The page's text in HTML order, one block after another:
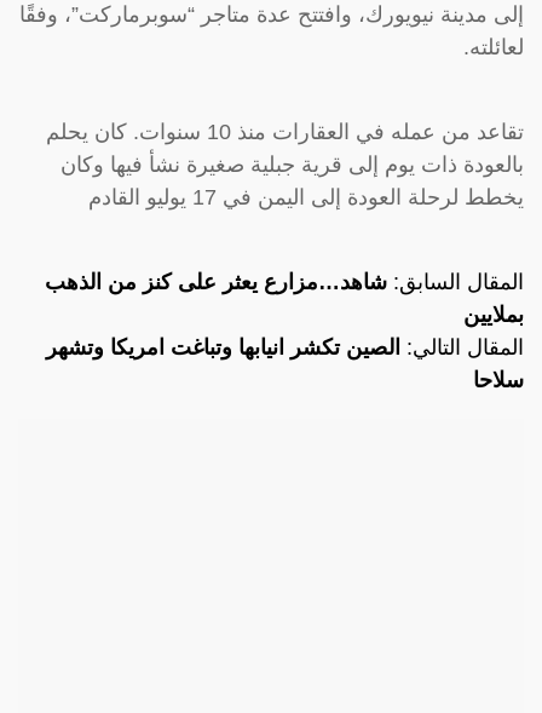
إلى مدينة نيويورك، وافتتح عدة متاجر “سوبرماركت”، وفقًا
لعائلته.
تقاعد من عمله في العقارات منذ 10 سنوات. كان يحلم
بالعودة ذات يوم إلى قرية جبلية صغيرة نشأ فيها وكان
يخطط لرحلة العودة إلى اليمن في 17 يوليو القادم
المقال السابق: شاهد…مزارع يعثر على كنز من الذهب
بملايين
المقال التالي: الصين تكشر انيابها وتباغت امريكا وتشهر
سلاحا